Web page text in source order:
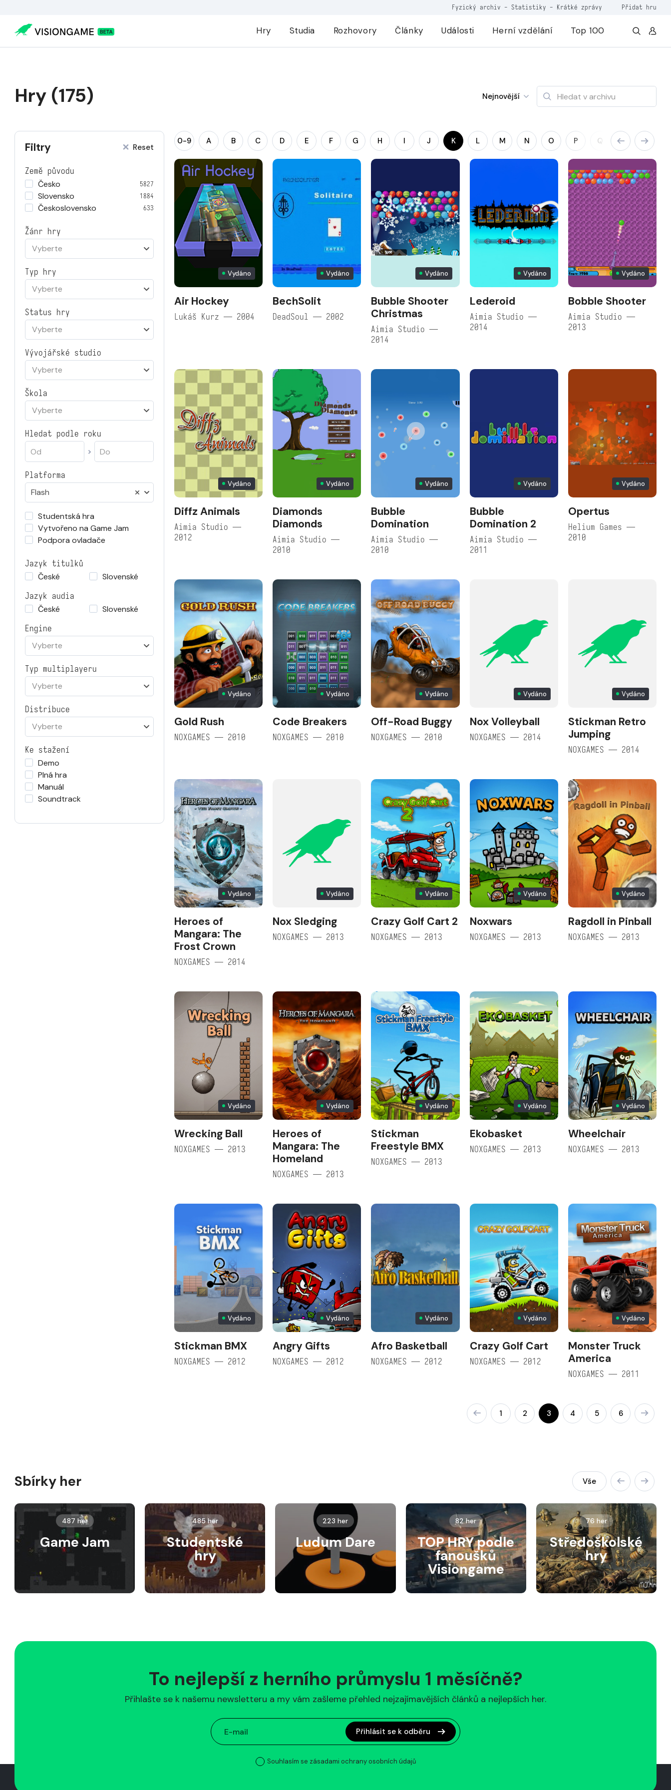
Fyzický archiv - Statistiky - Krátké zprávy Přidat hru
Hry Studia Rozhovory Články Události Herní vzdělání Top 100
Hry (175) Nejnovější
Filtry Reset
Země původu
Česko
5827
Slovensko 1884
Československo 633
Žánr hry
Vyberte
Typ hry
Vyberte
Status hry
Vyberte
Vývojářské studio
Vyberte
Škola
Vyberte
Hledat podle roku
Platforma
Flash
Studentská hra
Vytvořeno na Game Jam
Podpora ovladače
Jazyk titulků
České
Slovenské
Jazyk audia
České
Slovenské
Engine
Vyberte
Typ multiplayeru
Vyberte
Distribuce
Vyberte
Ke stažení
Demo
Plná hra
Manuál
Soundtrack
0-9 A B C D E F G H I J K L M N O P Q R S
Vydáno
Air Hockey
Lukáš Kurz — 2004
Vydáno
BechSolit
DeadSoul — 2002
Vydáno
Bubble Shooter
Christmas
Aimia Studio —
2014
Vydáno
Lederoid
Aimia Studio —
2014
Vydáno
Bobble Shooter
Aimia Studio —
2013
Vydáno
Diffz Animals
Aimia Studio —
2012
Vydáno
Diamonds
Diamonds
Aimia Studio —
2010
Vydáno
Bubble
Domination
Aimia Studio —
2010
Vydáno
Bubble
Domination 2
Aimia Studio —
2011
Vydáno
Opertus
Helium Games —
2010
Vydáno
Gold Rush
NOXGAMES — 2010
Vydáno
Code Breakers
NOXGAMES — 2010
Vydáno
Off-Road Buggy
NOXGAMES — 2010
Vydáno
Nox Volleyball
NOXGAMES — 2014
Vydáno
Stickman Retro
Jumping
NOXGAMES — 2014
Vydáno
Heroes of
Mangara: The
Frost Crown
NOXGAMES — 2014
Vydáno
Nox Sledging
NOXGAMES — 2013
Vydáno
Crazy Golf Cart 2
NOXGAMES — 2013
Vydáno
Noxwars
NOXGAMES — 2013
Vydáno
Ragdoll in Pinball
NOXGAMES — 2013
Vydáno
Wrecking Ball
NOXGAMES — 2013
Vydáno
Heroes of
Mangara: The
Homeland
NOXGAMES — 2013
Vydáno
Stickman
Freestyle BMX
NOXGAMES — 2013
Vydáno
Ekobasket
NOXGAMES — 2013
Vydáno
Wheelchair
NOXGAMES — 2013
Vydáno
Stickman BMX
NOXGAMES — 2012
Vydáno
Angry Gifts
NOXGAMES — 2012
Vydáno
Afro Basketball
NOXGAMES — 2012
Vydáno
Crazy Golf Cart
NOXGAMES — 2012
Vydáno
Monster Truck
America
NOXGAMES — 2011
1 2 3 4 5 6
Sbírky her Vše
487 her
Game Jam
485 her
Studentské
hry
223 her
Ludum Dare
82 her
TOP HRY podle
fanoušků
Visiongame
76 her
Středoškolské
hry
To nejlepší z herního průmyslu 1 měsíčně?
Přihlašte se k našemu newsletteru a my vám zašleme přehled nejzajímavějších článků a nejlepších her.
Přihlásit se k odběru
Souhlasím se zásadami ochrany osobních údajů